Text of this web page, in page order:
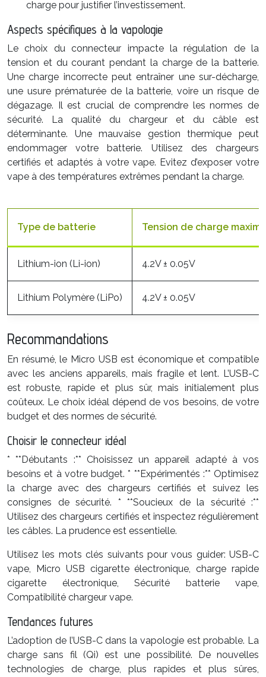
charge pour justifier l’investissement.
Aspects spécifiques à la vapologie
Le choix du connecteur impacte la régulation de la
tension et du courant pendant la charge de la batterie.
Une charge incorrecte peut entraîner une sur-décharge,
une usure prématurée de la batterie, voire un risque de
dégazage. Il est crucial de comprendre les normes de
sécurité. La qualité du chargeur et du câble est
déterminante. Une mauvaise gestion thermique peut
endommager votre batterie. Utilisez des chargeurs
certifiés et adaptés à votre vape. Evitez d’exposer votre
vape à des températures extrêmes pendant la charge.
Type de batterie Tension de charge
Lithium-ion (Li-ion) 4.2V ± 0.05V
Lithium Polymère (LiPo) 4.2V ± 0.05V
Recommandations
En résumé, le Micro USB est économique et compatible
avec les anciens appareils, mais fragile et lent. L’USB-C
est robuste, rapide et plus sûr, mais initialement plus
coûteux. Le choix idéal dépend de vos besoins, de votre
budget et des normes de sécurité.
Choisir le connecteur idéal
* **Débutants :** Choisissez un appareil adapté à vos
besoins et à votre budget. * **Expérimentés :** Optimisez
la charge avec des chargeurs certifiés et suivez les
consignes de sécurité. * **Soucieux de la sécurité :**
Utilisez des chargeurs certifiés et inspectez régulièrement
les câbles. La prudence est essentielle.
Utilisez les mots clés suivants pour vous guider: USB-C
vape, Micro USB cigarette électronique, charge rapide
cigarette électronique, Sécurité batterie vape,
Compatibilité chargeur vape.
Tendances futures
L’adoption de l’USB-C dans la vapologie est probable. La
charge sans fil (Qi) est une possibilité. De nouvelles
technologies de charge, plus rapides et plus sûres,